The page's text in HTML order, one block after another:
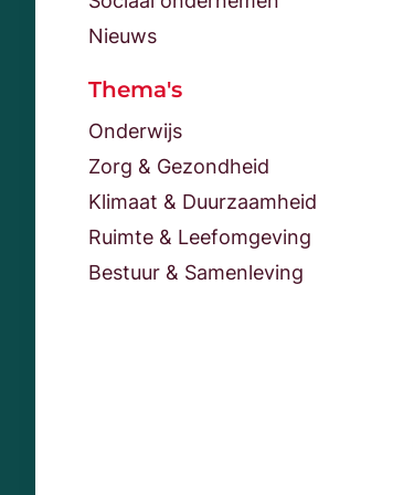
Nieuws
Thema's
Onderwijs
Zorg & Gezondheid
Klimaat & Duurzaamheid
Ruimte & Leefomgeving
Bestuur & Samenleving